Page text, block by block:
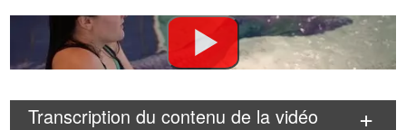
Transcription du contenu de la vidéo